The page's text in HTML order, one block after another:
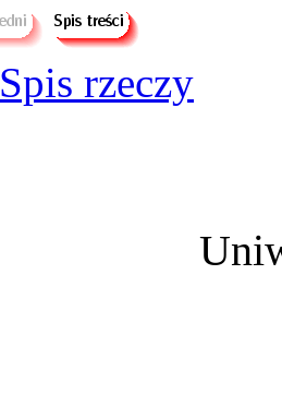
Spis rzeczy